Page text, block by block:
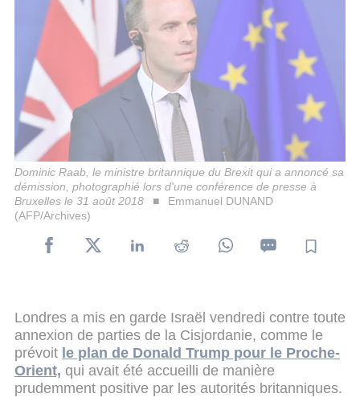
Dominic Raab, le ministre britannique du Brexit qui a annoncé sa
démission, photographié lors d'une conférence de presse à
Bruxelles le 31 août 2018
Emmanuel DUNAND
(AFP/Archives)
Londres a mis en garde Israël vendredi contre toute
annexion de parties de la Cisjordanie, comme le
prévoit le plan de Donald Trump pour le Proche-
Orient, qui avait été accueilli de manière
prudemment positive par les autorités britanniques.